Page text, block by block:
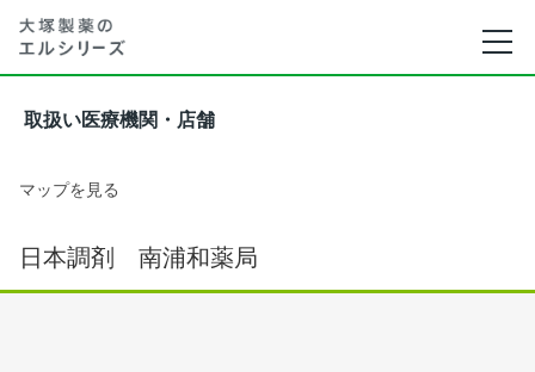
取扱い医療機関・店舗
マップを見る
日本調剤 南浦和薬局